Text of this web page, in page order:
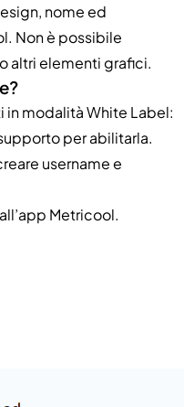
nome ed
Non è possibile
altri elementi grafici.
in modalità White Label:
per abilitarla.
username e
Metricool.